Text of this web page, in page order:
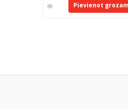
Pievienot grozam